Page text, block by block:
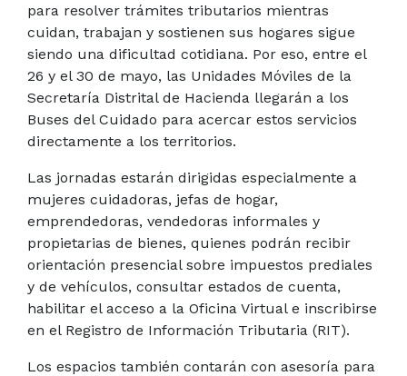
para resolver trámites tributarios mientras
cuidan, trabajan y sostienen sus hogares sigue
siendo una dificultad cotidiana. Por eso, entre el
26 y el 30 de mayo, las Unidades Móviles de la
Secretaría Distrital de Hacienda llegarán a los
Buses del Cuidado para acercar estos servicios
directamente a los territorios.
Las jornadas estarán dirigidas especialmente a
mujeres cuidadoras, jefas de hogar,
emprendedoras, vendedoras informales y
propietarias de bienes, quienes podrán recibir
orientación presencial sobre impuestos prediales
y de vehículos, consultar estados de cuenta,
habilitar el acceso a la Oficina Virtual e inscribirse
en el Registro de Información Tributaria (RIT).
Los espacios también contarán con asesoría para